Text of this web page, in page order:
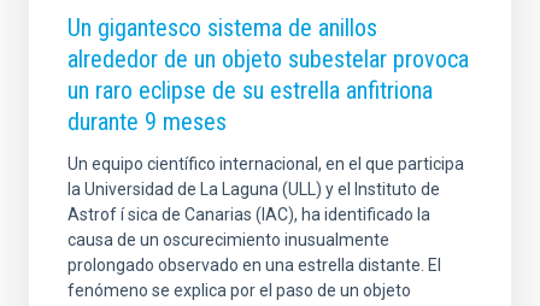
Un gigantesco sistema de anillos
alrededor de un objeto subestelar provoca
un raro eclipse de su estrella anfitriona
durante 9 meses
Un equipo científico internacional, en el que participa
la Universidad de La Laguna (ULL) y el Instituto de
Astrof í sica de Canarias (IAC), ha identificado la
causa de un oscurecimiento inusualmente
prolongado observado en una estrella distante. El
fenómeno se explica por el paso de un objeto